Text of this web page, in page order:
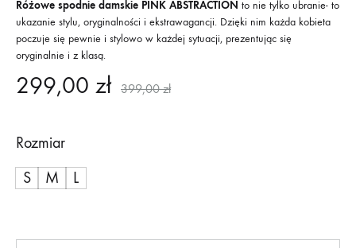
Różowe spodnie damskie PINK ABSTRACTION to nie tylko ubranie- to
ukazanie stylu, oryginalności i ekstrawagancji. Dzięki nim każda kobieta
poczuje się pewnie i stylowo w każdej sytuacji, prezentując się
oryginalnie i z klasą.
299,00 zł 399,00zł
Rozmiar
S
M L